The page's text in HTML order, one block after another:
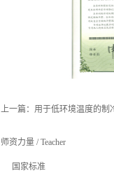
上一篇： 用于低环境温度的制
师资力量 / Teacher
国家标准